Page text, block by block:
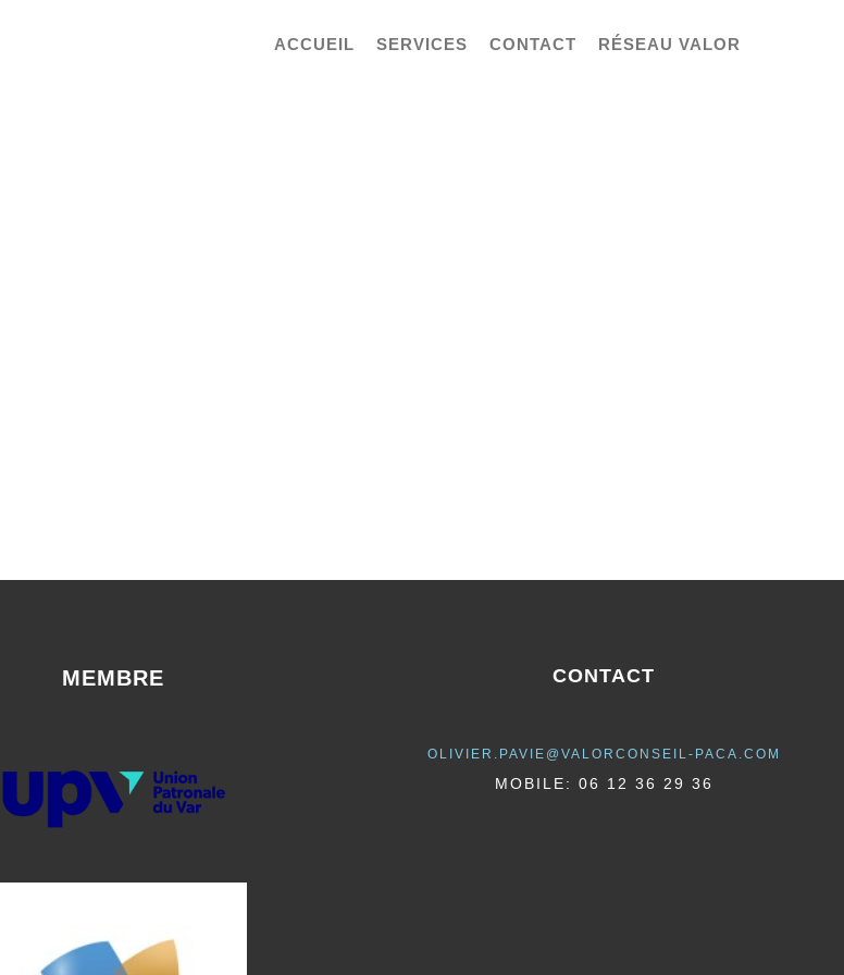
ACCUEIL SERVICES CONTACT RÉSEAU VALOR
MEMBRE CONTACT
OLIVIER.PAVIE@VALORCONSEIL-PACA.COM
MOBILE: 06 12 36 29 36